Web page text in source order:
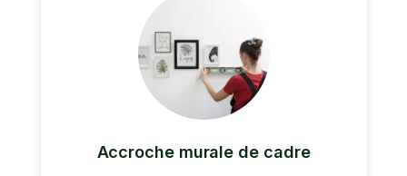
Accroche murale de cadre